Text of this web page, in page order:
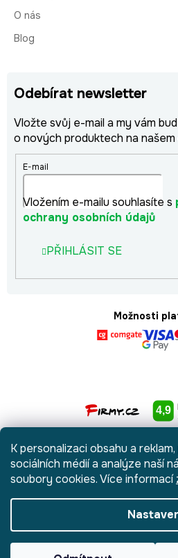
K personalizaci obsahu a
sociálních médií a analýze naší
soubory cookies. Více informací
O nás
Blog
Odebírat newsletter
Vložte svůj e-mail a my vám
o nových produktech na našem
E-mail
Vložením e-mailu souhlasíte s
ochrany osobních údajů
PŘIHLÁSIT SE
Možnosti